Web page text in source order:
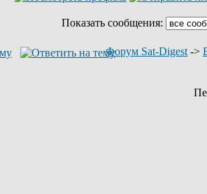
Показать сообщения:
Форум Sat-Digest ->